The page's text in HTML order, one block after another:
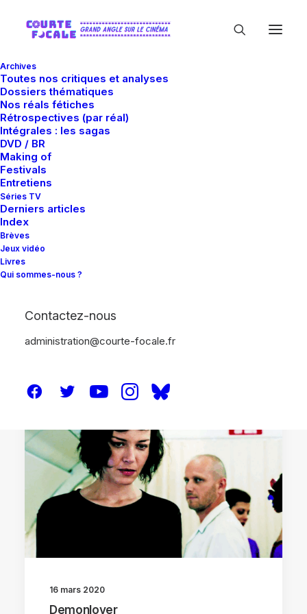
Archives
Toutes nos critiques et analyses
Dossiers thématiques
Nos réals fétiches
Rétrospectives (par réal)
Intégrales : les sagas
DVD / BR
Making of
Festivals
Entretiens
Séries TV
Derniers articles
Index
Brèves
Jeux vidéo
Livres
Qui sommes-nous ?
Contactez-nous
administration@courte-focale.fr
16 mars 2020
Demonlover